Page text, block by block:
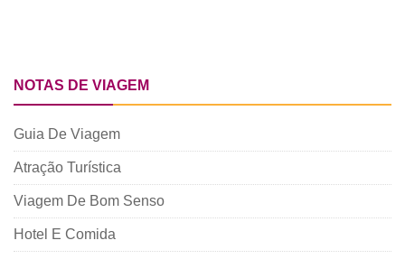
NOTAS DE VIAGEM
Guia De Viagem
Atração Turística
Viagem De Bom Senso
Hotel E Comida